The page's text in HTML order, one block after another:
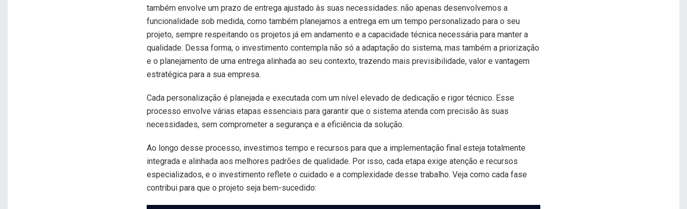
também envolve um prazo de entrega ajustado às suas necessidades: não apenas desenvolvemos a
funcionalidade sob medida, como também planejamos a entrega em um tempo personalizado para o seu
projeto, sempre respeitando os projetos já em andamento e a capacidade técnica necessária para manter a
qualidade. Dessa forma, o investimento contempla não só a adaptação do sistema, mas também a priorização
e o planejamento de uma entrega alinhada ao seu contexto, trazendo mais previsibilidade, valor e vantagem
estratégica para a sua empresa.
Cada personalização é planejada e executada com um nível elevado de dedicação e rigor técnico. Esse
processo envolve várias etapas essenciais para garantir que o sistema atenda com precisão às suas
necessidades, sem comprometer a segurança e a eficiência da solução.
Ao longo desse processo, investimos tempo e recursos para que a implementação final esteja totalmente
integrada e alinhada aos melhores padrões de qualidade. Por isso, cada etapa exige atenção e recursos
especializados, e o investimento reflete o cuidado e a complexidade desse trabalho. Veja como cada fase
contribui para que o projeto seja bem-sucedido: